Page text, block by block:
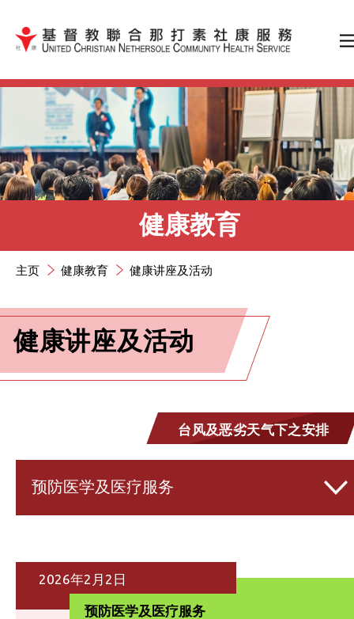
跳到内容（按输入键）
健康教育
主页 健康教育 健康讲座及活动
健康讲座及活动
台风及恶劣天气下之安排
预防医学及医疗服务
2026年2月2日
预防医学及医疗服务